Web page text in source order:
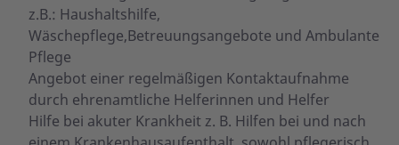
z.B.: Haushaltshilfe,
Wäschepflege,Betreuungsangebote und Ambulante
Pflege
Angebot einer regelmäßigen Kontaktaufnahme
durch ehrenamtliche Helferinnen und Helfer
Hilfe bei akuter Krankheit z. B. Hilfen bei und nach